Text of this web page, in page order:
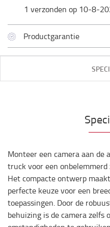
1 verzonden op 10-8-
Productgarantie
Monteer een camera aan de
truck voor een
Het compacte ontwerp
perfecte keuze voor een
toepassingen. Door de
behuizing is de camera zelfs